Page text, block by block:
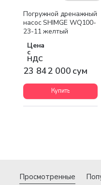
Бесплатная доставка
Погружной дренажный
насос SHIMGE WQ100-
23-11 желтый
Цена
с
НДС
23 842 000 сум
Купить
Просмотренные